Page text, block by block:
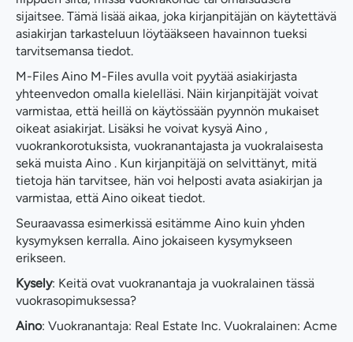
sijaitsee. Tämä lisää aikaa, joka kirjanpitäjän on käytettävä
asiakirjan tarkasteluun löytääkseen havainnon tueksi
tarvitsemansa tiedot.
M-Files Aino M-Files avulla voit pyytää asiakirjasta
yhteenvedon omalla kielelläsi. Näin kirjanpitäjät voivat
varmistaa, että heillä on käytössään pyynnön mukaiset
oikeat asiakirjat. Lisäksi he voivat kysyä Aino ,
vuokrankorotuksista, vuokranantajasta ja vuokralaisesta
sekä muista Aino . Kun kirjanpitäjä on selvittänyt, mitä
tietoja hän tarvitsee, hän voi helposti avata asiakirjan ja
varmistaa, että Aino oikeat tiedot.
Seuraavassa esimerkissä esitämme Aino kuin yhden
kysymyksen kerralla. Aino jokaiseen kysymykseen
erikseen.
Kysely: Keitä ovat vuokranantaja ja vuokralainen tässä
vuokrasopimuksessa?
Aino: Vuokranantaja: Real Estate Inc. Vuokralainen: Acme